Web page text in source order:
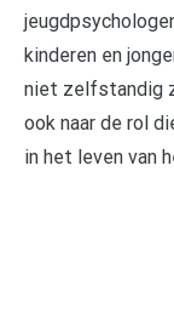
kinderen en
niet zelfstandig
ook naar de rol
in het leven van